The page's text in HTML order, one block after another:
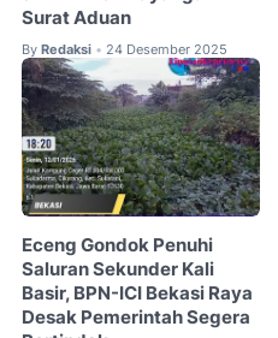
Surat Aduan
By Redaksi • 24 Desember 2025
Eceng Gondok Penuhi
Saluran Sekunder Kali
Basir, BPN-ICI Bekasi Raya
Desak Pemerintah Segera